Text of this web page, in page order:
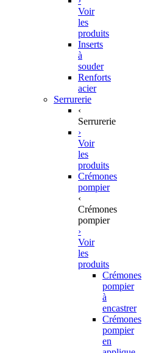
Voir
les
produits
Inserts
à
souder
Renforts
acier
Serrurerie
‹
Serrurerie
›
Voir
les
produits
Crémones
pompier
‹
Crémones
pompier
›
Voir
les
produits
Crémones
pompier
à
encastrer
Crémones
pompier
en